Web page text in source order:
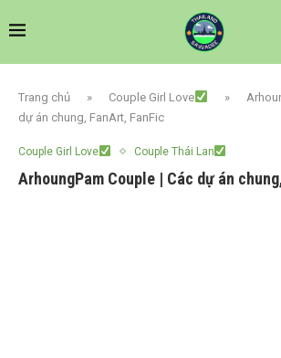
Trang chủ » Couple Girl Love »
dự án chung, FanArt, FanFic
Couple Girl Love Couple Thái Lan
ArhoungPam Couple | Các dự án